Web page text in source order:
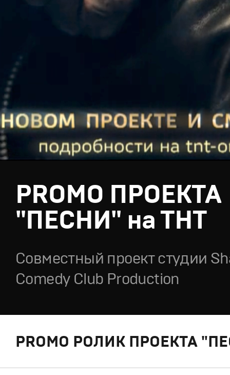
PROMO ПРОЕКТА
"ПЕСНИ" на ТНТ
Cовместный проект студии
Comedy Club Production
PROMO РОЛИК ПРОЕКТА